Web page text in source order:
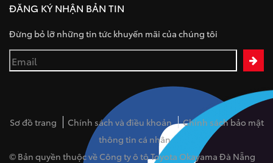
ĐĂNG KÝ NHẬN BẢN TIN
Đừng bỏ lỡ những tin tức khuyến mãi của chúng tôi
Sơ đồ trang Chính sách và điều khoản
Chính sách bảo mật
thông tin cá nhân
© Bản quyền thuộc về Công ty ô tô Toyota Okayama Đà Nẵng